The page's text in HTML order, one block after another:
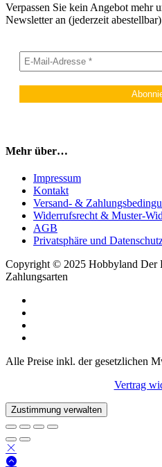
Verpassen Sie kein Angebot mehr
Newsletter an (jederzeit abestellbar)
Mehr über…
Impressum
Kontakt
Versand- &
Widerrufsrecht & Muster-
AGB
Privatsphäre und
Copyright © 2025 Hobbyland Der
Zahlungsarten
Alle Preise inkl. der gesetzlichen
Vertrag
Zustimmung verwalten